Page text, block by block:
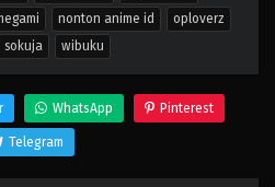
nonton anime id
oploverz
sokuja wibuku
WhatsApp Pinterest
Telegram